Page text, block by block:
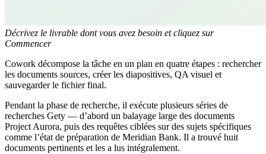
Décrivez le livrable dont vous avez besoin et cliquez sur
Commencer
Cowork décompose la tâche en un plan en quatre étapes : rechercher
les documents sources, créer les diapositives, QA visuel et
sauvegarder le fichier final.
Pendant la phase de recherche, il exécute plusieurs séries de
recherches Gety — d’abord un balayage large des documents
Project Aurora, puis des requêtes ciblées sur des sujets spécifiques
comme l’état de préparation de Meridian Bank. Il a trouvé huit
documents pertinents et les a lus intégralement.